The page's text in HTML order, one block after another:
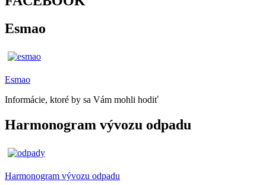
Esmao
Esmao
Informácie, ktoré by sa Vám mohli hodiť
Harmonogram vývozu odpadu
Harmonogram vývozu odpadu